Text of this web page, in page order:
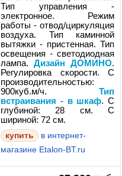
Тип управления -
электронное. Режим
работы - отвод/циркуляция
воздуха. Тип каминной
вытяжки - пристенная. Тип
освещения - светодиодная
лампа.Дизайн ДОМИНО.
Регулировка скорости. С
производительностью:
900куб.м/ч.Тип
встраивания - в шкаф. С
глубиной: 28 см. С
шириной: 72 см.
в интернет-
магазине Etalon-BT.ru